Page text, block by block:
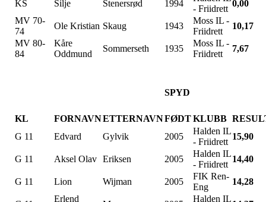
KS Silje Stenersrød 1994
- Friidrett
0,00
MV 70-
74
Ole Kristian Skaug 1943
Moss IL -
Friidrett
10,17
MV 80-
84
Kåre
Oddmund
Sommerseth 1935
Moss IL -
Friidrett
7,67
SPYD
KL FORNAVNETTERNAVNFØDTKLUBB
G 11
Edvard Gylvik 2005
Halden IL
- Friidrett
15,90
G 11 Aksel Olav Eriksen 2005
Halden IL
- Friidrett
14,40
G 11 Lion Wijman 2005
FIK Ren-
Eng
14,28
Erlend Halden IL